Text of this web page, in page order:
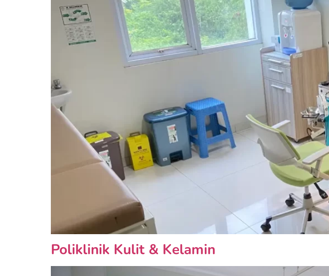
Poliklinik Kulit & Kelamin